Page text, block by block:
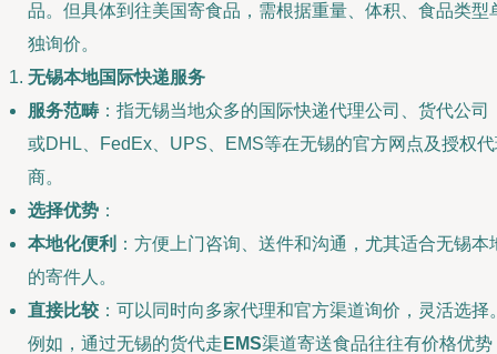
品。但具体到往美国寄食品，需根据重量、体积、食品类型
独询价。
无锡本地国际快递服务
服务范畴 ：指无锡当地众多的国际快递代理公司、货代公司
或DHL、FedEx、UPS、EMS等在无锡的官方网点及授权
商。
选择优势 ：
本地化便利 ：方便上门咨询、送件和沟通，尤其适合无锡本
的寄件人。
直接比较 ：可以同时向多家代理和官方渠道询价，灵活选择
例如，通过无锡的货代走 EMS渠道寄送食品往往有价格优势